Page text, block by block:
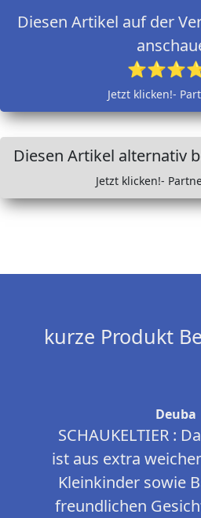
Diesen Artikel auf der
Jetzt klicken!-
Diesen Artikel alternativ
Jetzt klicken!-
kurze Produkt
Deuba
SCHAUKELTIER :
ist aus extra
Kleinkinder sowie
freundlichen